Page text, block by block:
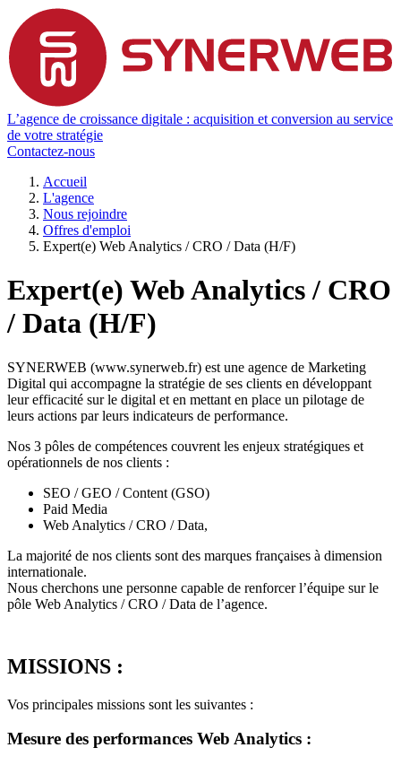
L’agence de croissance digitale : acquisition et conversion au service
de votre stratégie
Contactez-nous
Accueil
L'agence
Nous rejoindre
Offres d'emploi
Expert(e) Web Analytics / CRO / Data (H/F)
Expert(e) Web Analytics / CRO
/ Data (H/F)
SYNERWEB (www.synerweb.fr) est une agence de Marketing
Digital qui accompagne la stratégie de ses clients en développant
leur efficacité sur le digital et en mettant en place un pilotage de
leurs actions par leurs indicateurs de performance.
Nos 3 pôles de compétences couvrent les enjeux stratégiques et
opérationnels de nos clients :
SEO / GEO / Content (GSO)
Paid Media
Web Analytics / CRO / Data,
La majorité de nos clients sont des marques françaises à dimension
internationale.
Nous cherchons une personne capable de renforcer l’équipe sur le
pôle Web Analytics / CRO / Data de l’agence.
MISSIONS :
Vos principales missions sont les suivantes :
Mesure des performances Web Analytics :